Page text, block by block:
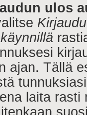
ulos
ajan. Tällä
laita